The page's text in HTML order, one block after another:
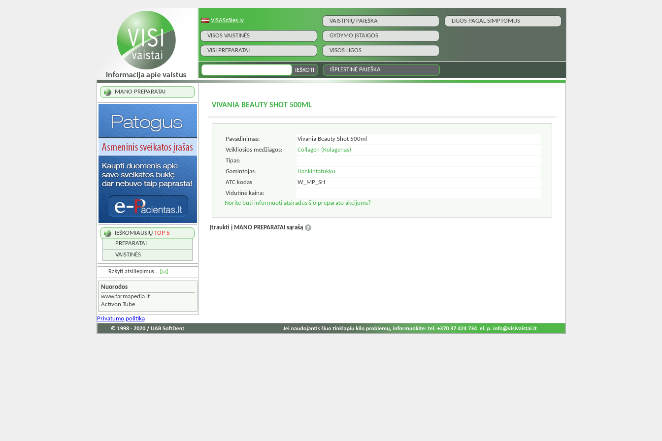
VISASzāles.lv VAISTINIŲ PAIEŠKA LIGOS PAGAL SIMPTOMUS
VISOS VAISTINĖS GYDYMO ĮSTAIGOS
VISI PREPARATAI VISOS LIGOS
IŠPLĖSTINĖ PAIEŠKA
MANO PREPARATAI
IEŠKOMIAUSIŲ TOP 5
PREPARATAI
VAISTINĖS
Rašyti atsiliepimus...
Nuorodos
www.farmapedia.lt
Activon Tube
VIVANIA BEAUTY SHOT 500ML
Pavadinimas:
Vivania Beauty Shot 500ml
Veikliosios medžiagos:
Collagen (Kolagenas)
Tipas:
Gamintojas:
Hankintatukku
ATC kodas
W_MP_SH
Vidutinė kaina:
Norite būti informuoti atsiradus šio preparato akcijoms?
Įtraukti į MANO PREPARATAI sąrašą
Privatumo politika